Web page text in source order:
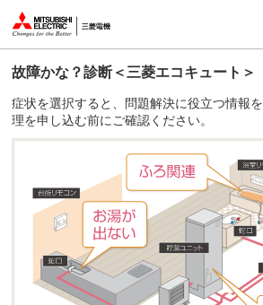
故障かな？診断＜三菱エコキュート＞
症状を選択すると、問題解決に役立つ情報
理を申し込む前にご確認ください。